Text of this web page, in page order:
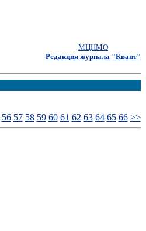
МЦНМО
Редакция журнала "Квант"
56 57 58 59 60 61 62 63 64 65 66 >>